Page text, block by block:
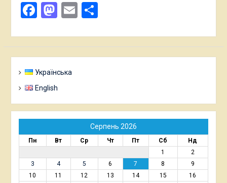
Facebook
Mastodon
EmailПоділитися
Українська
English
Серпень 2026
Пн Вт Ср Чт Пт Сб
Нд
1
2
3
4 5 6 7 8
9
10
11 12 13 14 15
16